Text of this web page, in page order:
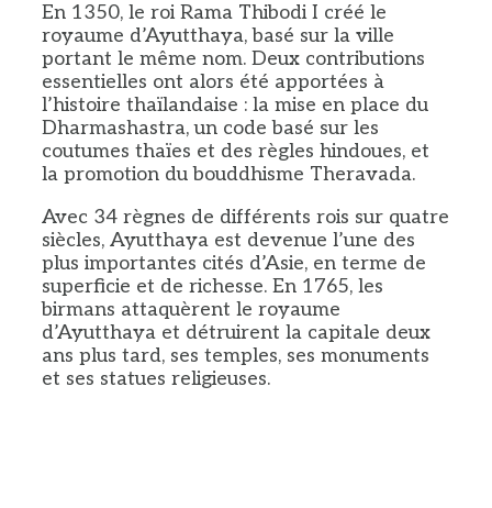
En 1350, le roi Rama Thibodi I créé le
royaume d’Ayutthaya, basé sur la ville
portant le même nom. Deux contributions
essentielles ont alors été apportées à
l’histoire thaïlandaise : la mise en place du
Dharmashastra, un code basé sur les
coutumes thaïes et des règles hindoues, et
la promotion du bouddhisme Theravada.
Avec 34 règnes de différents rois sur quatre
siècles, Ayutthaya est devenue l’une des
plus importantes cités d’Asie, en terme de
superficie et de richesse. En 1765, les
birmans attaquèrent le royaume
d’Ayutthaya et détruirent la capitale deux
ans plus tard, ses temples, ses monuments
et ses statues religieuses.